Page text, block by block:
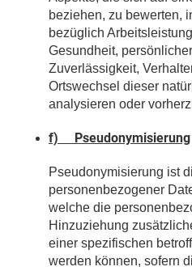
beziehen, zu bewerten,
bezüglich
Gesundheit,
Zuverlässigkeit,
Ortswechsel dieser
analysieren oder
f) Pseudonymisierung
Pseudonymisierung ist
personenbezogener
welche die
Hinzuziehung
einer spezifischen
werden können, sofern